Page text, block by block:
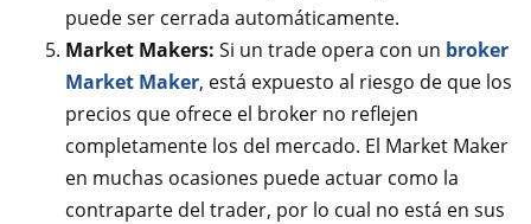
puede ser cerrada automáticamente.
Market Makers: Si un trade opera con un broker
Market Maker, está expuesto al riesgo de que los
precios que ofrece el broker no reflejen
completamente los del mercado. El Market Maker
en muchas ocasiones puede actuar como la
contraparte del trader, por lo cual no está en sus